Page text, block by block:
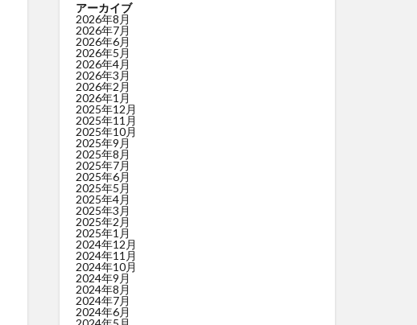
アーカイブ
2026年8月
2026年7月
2026年6月
2026年5月
2026年4月
2026年3月
2026年2月
2026年1月
2025年12月
2025年11月
2025年10月
2025年9月
2025年8月
2025年7月
2025年6月
2025年5月
2025年4月
2025年3月
2025年2月
2025年1月
2024年12月
2024年11月
2024年10月
2024年9月
2024年8月
2024年7月
2024年6月